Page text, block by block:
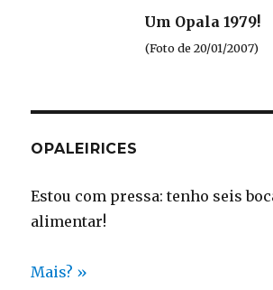
Um Opala 1979!
(Foto de 20/01/2007)
OPALEIRICES
Estou com pressa: tenho seis
alimentar!
Mais? »